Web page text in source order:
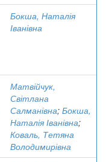
Бокша, Наталія
Іванівна
Матвійчук,
Світлана
Салманівна; Бокша,
Наталія Іванівна;
Коваль, Тетяна
Володимирівна